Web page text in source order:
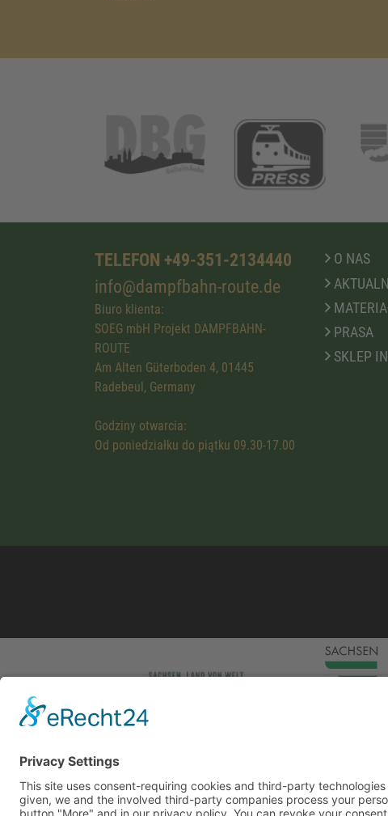
TELEFON +49-351-2134440
info@dampfbahn-route.de
Biuro klienta:
SOEG mbH Projekt DAMPFBAHN-
ROUTE
Am Alten Güterboden 4, 01445
Radebeul, Germany
Godziny otwarcia:
Od poniedziałku do piątku 09.30-17.00
O NAS
PRASA
SKLEP
This site uses consent-requiring cookies and third-
consent is given, we and the involved third-party
can be found under the button "More" and in our